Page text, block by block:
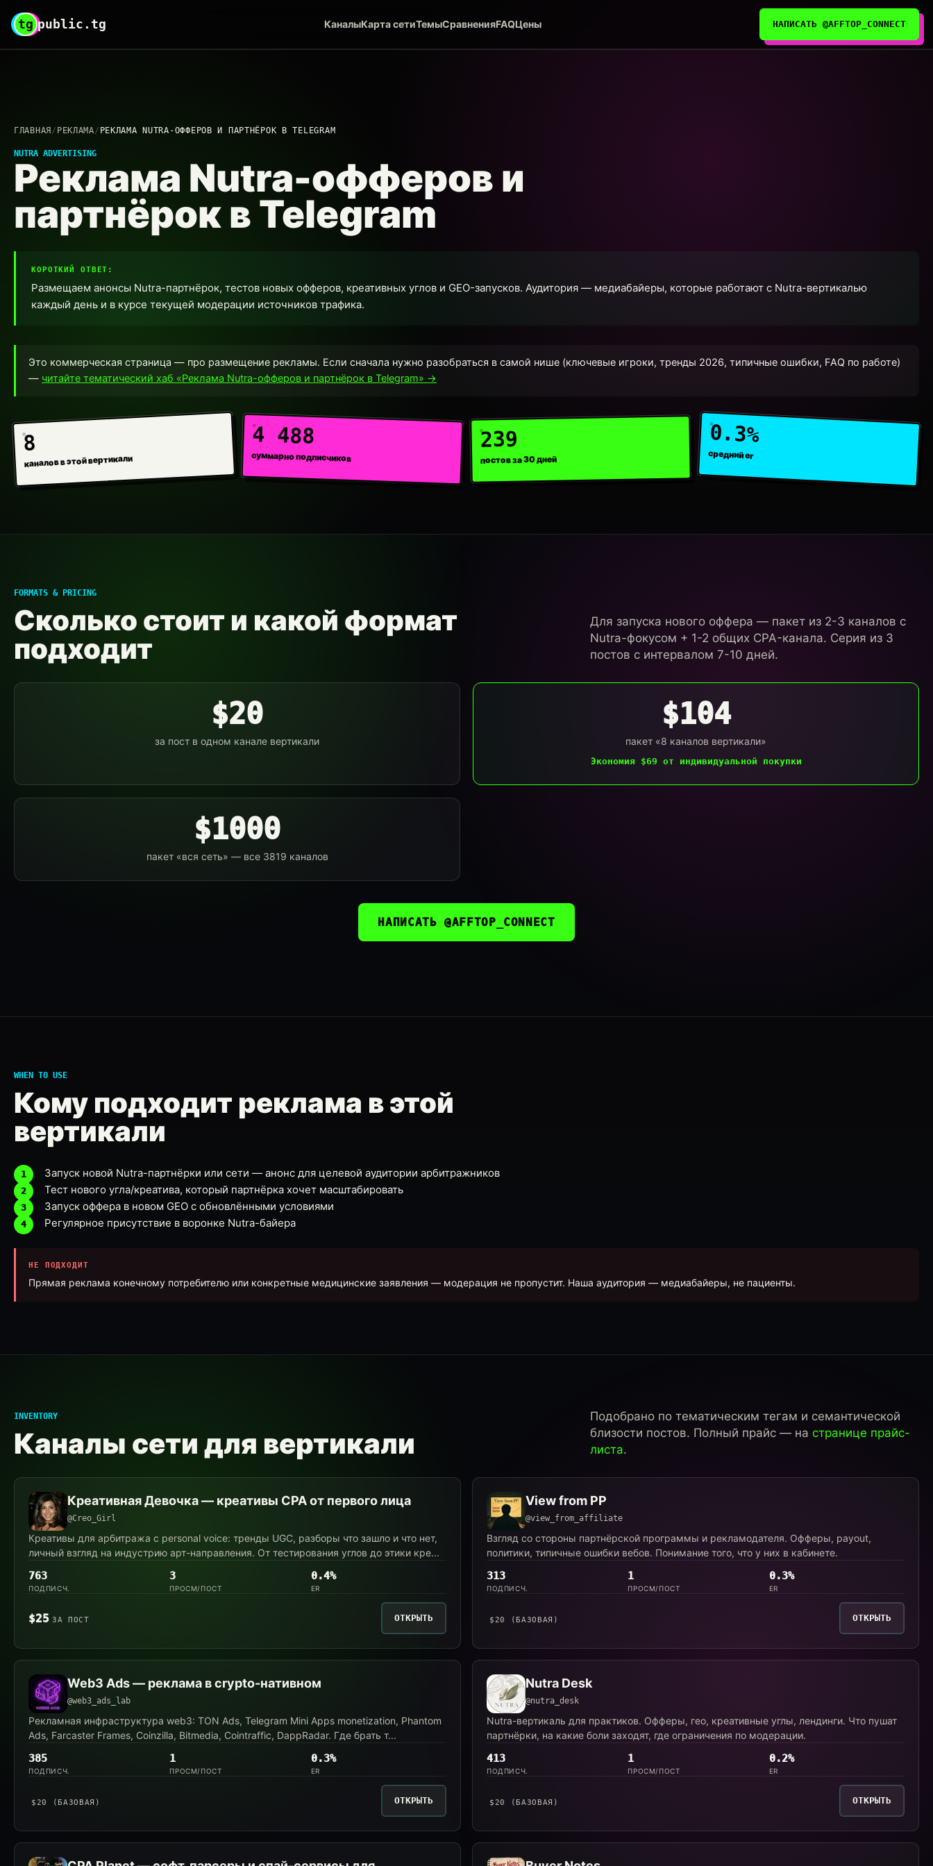
tg public.tg КаналыКарта сетиТемыСравненияFAQЦены НАПИСАТЬ @AFFTOP_CONNECT
ГЛАВНАЯ / РЕКЛАМА/ РЕКЛАМА NUTRA-ОФФЕРОВ И ПАРТНЁРОК В TELEGRAM
NUTRA ADVERTISING
Реклама Nutra-офферов и
партнёрок в Telegram
КОРОТКИЙ ОТВЕТ:
Размещаем анонсы Nutra-партнёрок, тестов новых офферов, креативных углов и GEO-запусков. Аудитория — медиабайеры, которые работают с Nutra-вертикалью
каждый день и в курсе текущей модерации источников трафика.
Это коммерческая страница — про размещение рекламы. Если сначала нужно разобраться в самой нише (ключевые игроки, тренды 2026, типичные ошибки, FAQ по работе)
— читайте тематический хаб «Реклама Nutra-офферов и партнёрок в Telegram» →
8
каналов в этой вертикали
4 488
суммарно подписчиков
239
постов за 30 дней
0.3%
средний er
FORMATS & PRICING
Сколько стоит и какой формат
подходит
Для запуска нового оффера — пакет из 2-3 каналов с
Nutra-фокусом + 1-2 общих CPA-канала. Серия из 3
постов с интервалом 7-10 дней.
$20
за пост в одном канале вертикали
$104
пакет «8 каналов вертикали»
Экономия $69 от индивидуальной покупки
$1000
пакет «вся сеть» — все 3819 каналов
НАПИСАТЬ @AFFTOP_CONNECT
WHEN TO USE
Кому подходит реклама в этой
вертикали
Запуск новой Nutra-партнёрки или сети — анонс для целевой аудитории арбитражников
Тест нового угла/креатива, который партнёрка хочет масштабировать
Запуск оффера в новом GEO с обновлёнными условиями
Регулярное присутствие в воронке Nutra-байера
НЕ ПОДХОДИТ
Прямая реклама конечному потребителю или конкретные медицинские заявления — модерация не пропустит. Наша аудитория — медиабайеры, не пациенты.
INVENTORY
Каналы сети для вертикали
Подобрано по тематическим тегам и семантической
близости постов. Полный прайс — настранице прайс-
листа.
Креативная Девочка — креативы CPA от первого лица
@Creo_Girl
Креативы для арбитража с personal voice: тренды UGC, разборы что зашло и что нет,
личный взгляд на индустрию арт-направления. От тестирования углов до этики кре...
763
ПОДПИСЧ.
3
ПРОСМ/ПОСТ
0.4%
ER
$25 ЗА ПОСТ ОТКРЫТЬ
View from PP
@view_from_affiliate
Взгляд со стороны партнёрской программы и рекламодателя. Офферы, payout,
политики, типичные ошибки вебов. Понимание того, что у них в кабинете.
313
ПОДПИСЧ.
1
ПРОСМ/ПОСТ
0.3%
ER
$20 (БАЗОВАЯ) ОТКРЫТЬ
Web3 Ads — реклама в crypto-нативном
@web3_ads_lab
Рекламная инфраструктура web3: TON Ads, Telegram Mini Apps monetization, Phantom
Ads, Farcaster Frames, Coinzilla, Bitmedia, Cointraffic, DappRadar. Где брать т...
385
ПОДПИСЧ.
1
ПРОСМ/ПОСТ
0.3%
ER
$20 (БАЗОВАЯ) ОТКРЫТЬ
Nutra Desk
@nutra_desk
Nutra-вертикаль для практиков. Офферы, гео, креативные углы, лендинги. Что пушат
партнёрки, на какие боли заходят, где ограничения по модерации.
413
ПОДПИСЧ.
1
ПРОСМ/ПОСТ
0.2%
ER
$20 (БАЗОВАЯ) ОТКРЫТЬ